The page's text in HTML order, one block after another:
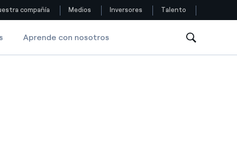
Siga con nosotros
compañía Medios Inversores Talento
Aprende con nosotros